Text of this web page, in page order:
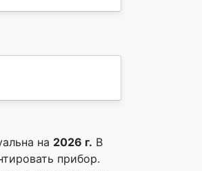
на 2026 г. В
прибор.